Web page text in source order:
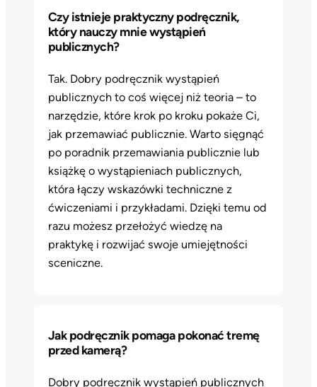
Czy istnieje praktyczny podręcznik,
który nauczy mnie wystąpień
publicznych?
Tak. Dobry podręcznik wystąpień
publicznych to coś więcej niż teoria – to
narzędzie, które krok po kroku pokaże Ci,
jak przemawiać publicznie. Warto sięgnąć
po poradnik przemawiania publicznie lub
książkę o wystąpieniach publicznych,
która łączy wskazówki techniczne z
ćwiczeniami i przykładami. Dzięki temu od
razu możesz przełożyć wiedzę na
praktykę i rozwijać swoje umiejętności
sceniczne.
Jak podręcznik pomaga pokonać tremę
przed kamerą?
Dobry podręcznik wystąpień publicznych